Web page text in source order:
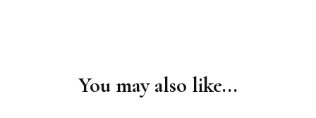
You may also like...